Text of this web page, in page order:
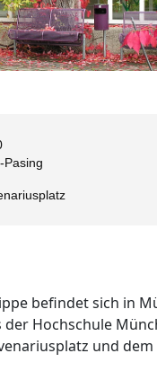
Pasing
befindet sich in
der Hochschule
und